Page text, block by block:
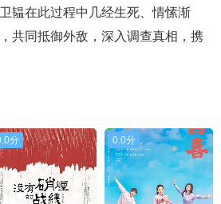
韫在此过程中几经生死、情愫渐
共同抵御外敌，深入调查真相，携
分 0.0分